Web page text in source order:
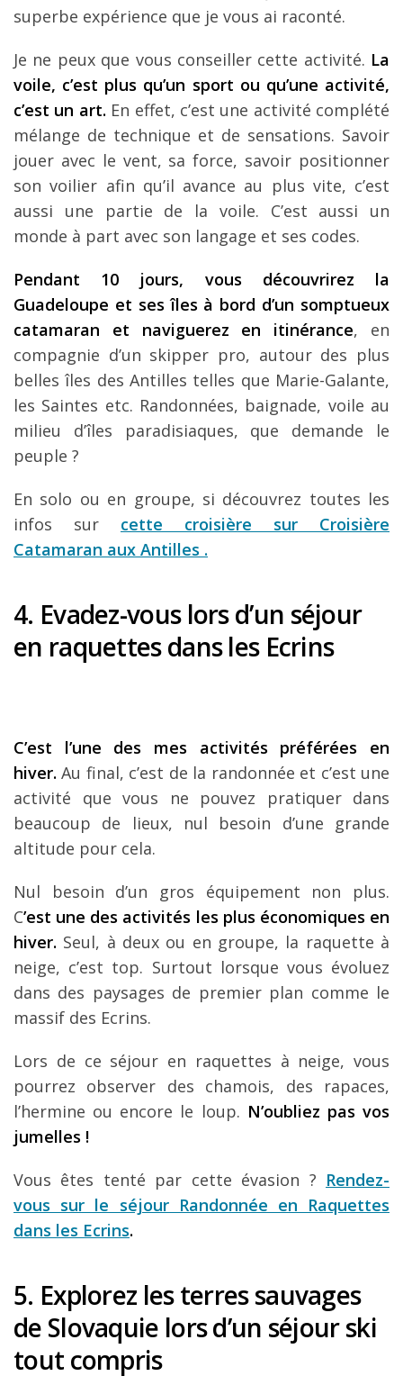
superbe expérience que je vous ai raconté.
Je ne peux que vous conseiller cette activité. La
voile, c’est plus qu’un sport ou qu’une activité,
c’est un art. En effet, c’est une activité complété
mélange de technique et de sensations. Savoir
jouer avec le vent, sa force, savoir positionner
son voilier afin qu’il avance au plus vite, c’est
aussi une partie de la voile. C’est aussi un
monde à part avec son langage et ses codes.
Pendant 10 jours, vous découvrirez la
Guadeloupe et ses îles à bord d’un somptueux
catamaran et naviguerez en itinérance, en
compagnie d’un skipper pro, autour des plus
belles îles des Antilles telles que Marie-Galante,
les Saintes etc. Randonnées, baignade, voile au
milieu d’îles paradisiaques, que demande le
peuple ?
En solo ou en groupe, si découvrez toutes les
infos sur cette croisière sur Croisière
Catamaran aux Antilles .
4. Evadez-vous lors d’un séjour
en raquettes dans les Ecrins
C’est l’une des mes activités préférées en
hiver. Au final, c’est de la randonnée et c’est une
activité que vous ne pouvez pratiquer dans
beaucoup de lieux, nul besoin d’une grande
altitude pour cela.
Nul besoin d’un gros équipement non plus.
C’est une des activités les plus économiques en
hiver. Seul, à deux ou en groupe, la raquette à
neige, c’est top. Surtout lorsque vous évoluez
dans des paysages de premier plan comme le
massif des Ecrins.
Lors de ce séjour en raquettes à neige, vous
pourrez observer des chamois, des rapaces,
l’hermine ou encore le loup. N’oubliez pas vos
jumelles !
Vous êtes tenté par cette évasion ? Rendez-
vous sur le séjour Randonnée en Raquettes
dans les Ecrins.
5. Explorez les terres sauvages
de Slovaquie lors d’un séjour ski
tout compris